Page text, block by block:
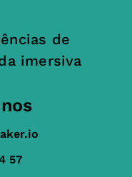
de
imersiva
57